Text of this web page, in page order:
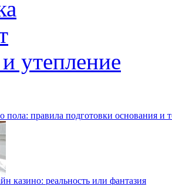
утепление
пола: правила подготовки основания и
казино: реальность или фантазия